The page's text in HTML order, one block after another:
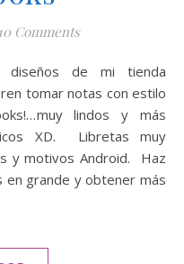
Comments
tomar notas con estilo
lindos y más
XD. Libretas muy
y motivos Android. Haz
en grande y obtener más